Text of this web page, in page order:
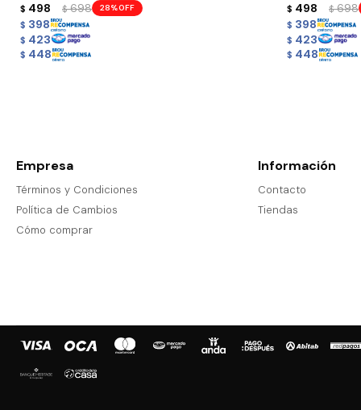
$ 498 $ 698 28
$ 398
$ 423
$ 448
$ 498 $ 698
$ 398
$ 423
$ 448
Empresa
Términos y Condiciones
Política de Cambios
Cómo comprar
Información
Contacto
Tiendas